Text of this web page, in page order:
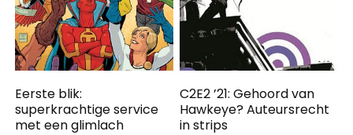
Eerste blik:
superkrachtige service
met een glimlach
C2E2 ’21: Gehoord van
Hawkeye? Auteursrecht
in strips